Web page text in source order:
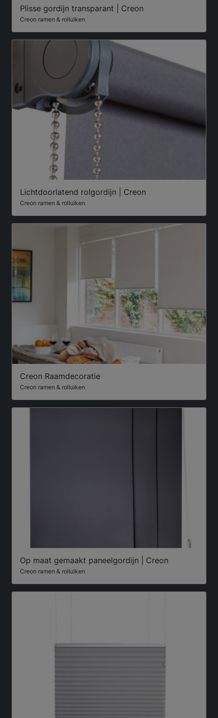
Plisse gordijn transparant | Creon
Creon ramen & rolluiken
Lichtdoorlatend rolgordijn | Creon
Creon ramen & rolluiken
Creon Raamdecoratie
Creon ramen & rolluiken
Op maat gemaakt paneelgordijn | Creon
Creon ramen & rolluiken